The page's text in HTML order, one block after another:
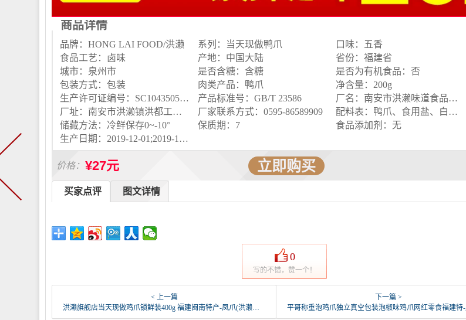
商品详情
品牌：HONG LAI FOOD/洪濑 系列：当天现做鸭爪
口味：五香
食品工艺：卤味
产地：中国大陆
省份：福建省
城市：泉州市
是否含糖：含糖
是否为有机食品：否
包装方式：包装
肉类产品：鸭爪
净含量：200g
生产许可证编号：SC10435058300630
产品标准号：GB/T 23586
厂名：南安市洪濑味道食品有限公司
厂址：南安市洪濑镇洪都工业区
厂家联系方式：0595-86589909
配料表：鸭爪、食用盐、白砂糖、味精、香料五香
储藏方法：冷鲜保存0~-10°
保质期：7
食品添加剂：无
生产日期：2019-12-01;2019-12-04
价格： ¥27元 立即购买
图文详情
买家点评
0
写的不错，赞一个！
< 上一篇
洪濑旗舰店当天现做鸡爪锁鲜装400g 福建闽南特产-凤爪(洪濑旗舰店仅售36.8元)
下一篇 >
平哥称重泡鸡爪独立真空包装泡椒味鸡爪网红零食福建特-凤爪(平哥食品旗舰店仅